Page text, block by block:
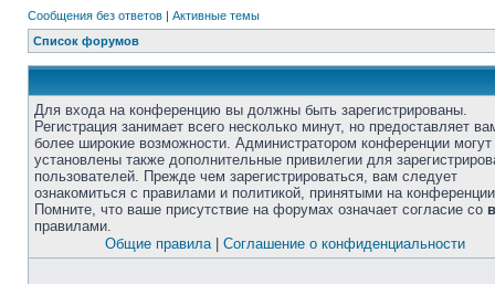
Сообщения без ответов | Активные темы
Список форумов
Для входа на конференцию вы должны быть зарегистрированы.
Регистрация занимает всего несколько минут, но предоставляет
более широкие возможности. Администратором конференции
установлены также дополнительные привилегии для
пользователей. Прежде чем зарегистрироваться, вам следует
ознакомиться с правилами и политикой, принятыми на
Помните, что ваше присутствие на форумах означает согласие со
правилами.
Общие правила| Соглашение о конфиденциальности